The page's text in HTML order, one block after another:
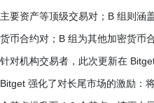
主要资产等顶级交易对；B 组则涵
货币合约对；B 组为其他加密货币
针对机构交易者，此次更新在
Bitget 强化了对长尾市场的激励：